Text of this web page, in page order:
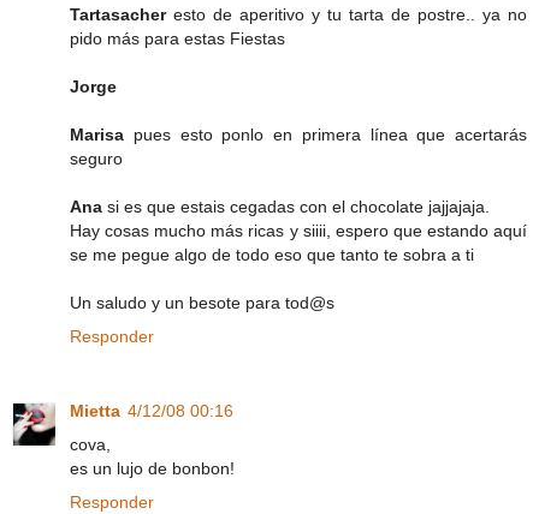
Tartasacheresto de aperitivo y tu tarta de postre.. ya no
pido más para estas Fiestas
Jorge
Marisa pues esto ponlo en primera línea que acertarás
seguro
Ana si es que estais cegadas con el chocolate jajjajaja.
Hay cosas mucho más ricas y siiii, espero que estando aquí
se me pegue algo de todo eso que tanto te sobra a ti
Un saludo y un besote para tod@s
Responder
Mietta 4/12/08 00:16
cova,
es un lujo de bonbon!
Responder